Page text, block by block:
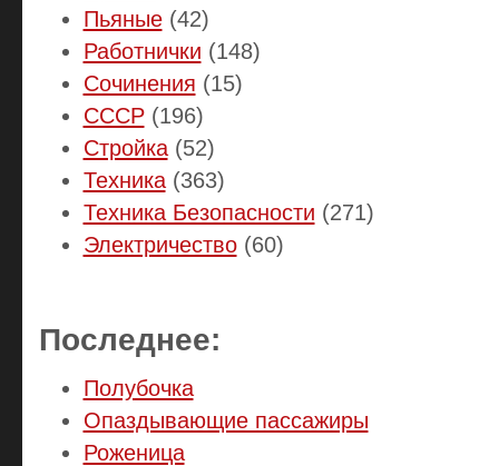
Пьяные(42)
Работнички (148)
Сочинения (15)
СССР(196)
Стройка(52)
Техника(363)
Техника Безопасности (271)
Электричество(60)
Последнее:
Полубочка
Опаздывающие пассажиры
Роженица